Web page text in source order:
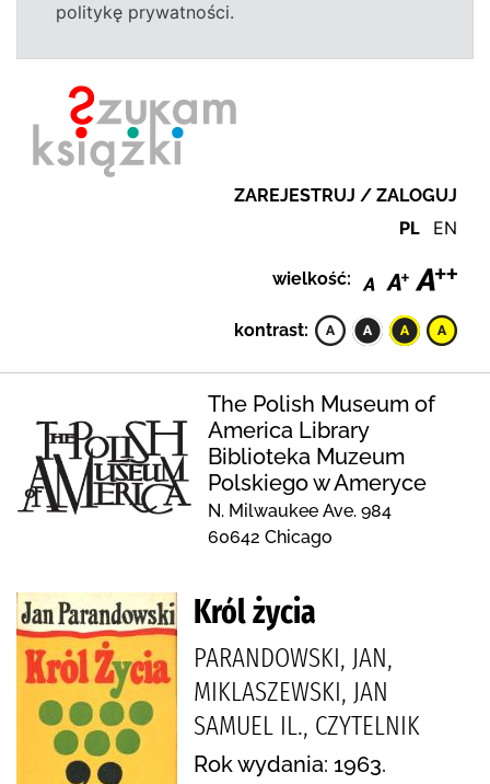
politykę prywatności.
ZAREJESTRUJ / ZALOGUJ
PL EN
wielkość:
kontrast:
The Polish Museum of
America Library
Biblioteka Muzeum
Polskiego w Ameryce
N. Milwaukee Ave. 984
60642 Chicago
Król życia
PARANDOWSKI, JAN,
MIKLASZEWSKI, JAN
SAMUEL IL., CZYTELNIK
Rok wydania: 1963.